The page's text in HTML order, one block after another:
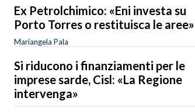
Ex Petrolchimico: «Eni investa su
Porto Torres o restituisca le aree»
Mariangela Pala
Si riducono i finanziamenti per le
imprese sarde, Cisl: «La Regione
intervenga»